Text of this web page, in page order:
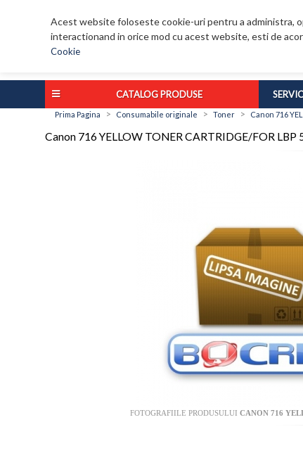
Acest website foloseste cookie-uri pentru a administra,
interactionand in orice mod cu acest website, esti de
Cookie
CATALOG PRODUSE
Prima Pagina > Consumabile originale > Toner > Canon 716
Canon 716 YELLOW TONER CARTRIDGE/FOR
FOTOGRAFIILE PRODUSULUI CANON 716